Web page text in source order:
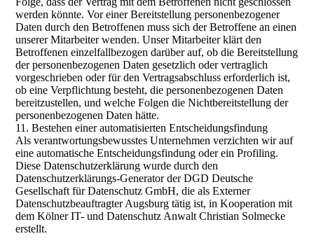
werden könnte. Vor einer Bereitstellung personenbezogener
Daten durch den Betroffenen muss sich der Betroffene an einen
unserer Mitarbeiter wenden. Unser Mitarbeiter klärt den
Betroffenen einzelfallbezogen darüber auf, ob die Bereitstellung
der personenbezogenen Daten gesetzlich oder vertraglich
vorgeschrieben oder für den Vertragsabschluss erforderlich ist,
ob eine Verpflichtung besteht, die personenbezogenen Daten
bereitzustellen, und welche Folgen die Nichtbereitstellung der
personenbezogenen Daten hätte.
11. Bestehen einer automatisierten Entscheidungsfindung
Als verantwortungsbewusstes Unternehmen verzichten wir auf
eine automatische Entscheidungsfindung oder ein Profiling.
Diese Datenschutzerklärung wurde durch den
Datenschutzerklärungs-Generator der DGD Deutsche
Gesellschaft für Datenschutz GmbH, die als Externer
Datenschutzbeauftragter Augsburg tätig ist, in Kooperation mit
dem Kölner IT- und Datenschutz Anwalt Christian Solmecke
erstellt.